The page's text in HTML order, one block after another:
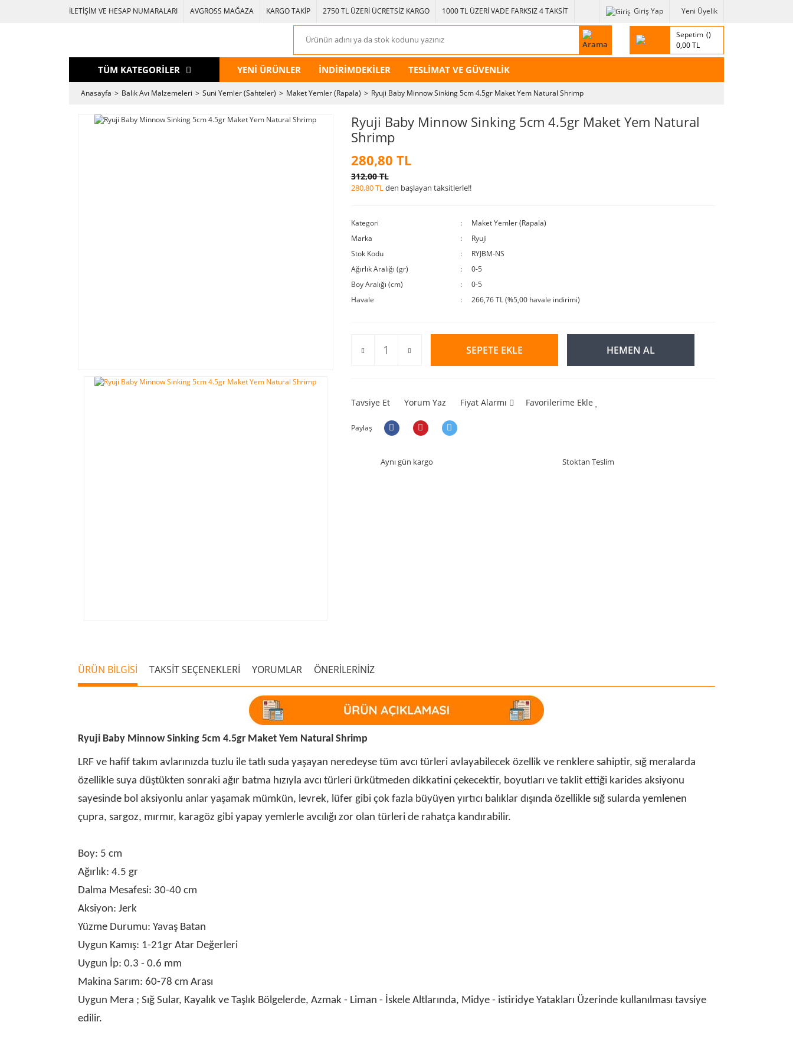
İLETİŞİM VE HESAP NUMARALARI AVGROSS MAĞAZA KARGO TAKİP 2750 TL ÜZERİ ÜCRETSİZ KARGO 1000 TL ÜZERİ VADE FARKSIZ 4 TAKSİT Giriş Yap Yeni Üyelik
Sepetim
0,00 TL
TÜM KATEGORİLER YENİ ÜRÜNLER İNDİRİMDEKİLER TESLİMAT VE GÜVENLİK
Anasayfa Balık Avı Malzemeleri Suni Yemler (Sahteler) Maket Yemler (Rapala) Ryuji Baby Minnow Sinking 5cm 4.5gr Maket Yem Natural Shrimp
Ryuji Baby Minnow Sinking 5cm 4.5gr Maket Yem Natural
Shrimp
280,80 TL
312,00 TL
280,80 TLden başlayan taksitlerle!!
Kategori
Maket Yemler (Rapala)
Marka
Ryuji
Stok Kodu
RYJBM-NS
Ağırlık Aralığı (gr)
0-5
Boy Aralığı (cm)
0-5
Havale
266,76 TL (%5,00 havale indirimi)
SEPETE EKLE HEMEN AL
Tavsiye Et Yorum Yaz Fiyat Alarmı Favorilerime Ekle
Paylaş
Aynı gün kargo Stoktan Teslim
ÜRÜN BİLGİSİ TAKSİT SEÇENEKLERİ YORUMLAR ÖNERİLERİNİZ
Ryuji Baby Minnow Sinking 5cm 4.5gr Maket Yem Natural Shrimp
LRF ve hafif takım avlarınızda tuzlu ile tatlı suda yaşayan neredeyse tüm avcı türleri avlayabilecek özellik ve renklere sahiptir, sığ meralarda
özellikle suya düştükten sonraki ağır batma hızıyla avcı türleri ürkütmeden dikkatini çekecektir, boyutları ve taklit ettiği karides aksiyonu
sayesinde bol aksiyonlu anlar yaşamak mümkün, levrek, lüfer gibi çok fazla büyüyen yırtıcı balıklar dışında özellikle sığ sularda yemlenen
çupra, sargoz, mırmır, karagöz gibi yapay yemlerle avcılığı zor olan türleri de rahatça kandırabilir.
Boy: 5 cm
Ağırlık: 4.5 gr
Dalma Mesafesi: 30-40 cm
Aksiyon: Jerk
Yüzme Durumu: Yavaş Batan
Uygun Kamış: 1-21gr Atar Değerleri
Uygun İp: 0.3 - 0.6 mm
Makina Sarım: 60-78 cm Arası
Uygun Mera ; Sığ Sular, Kayalık ve Taşlık Bölgelerde, Azmak - Liman - İskele Altlarında, Midye - istiridye Yatakları Üzerinde kullanılması tavsiye
edilir.